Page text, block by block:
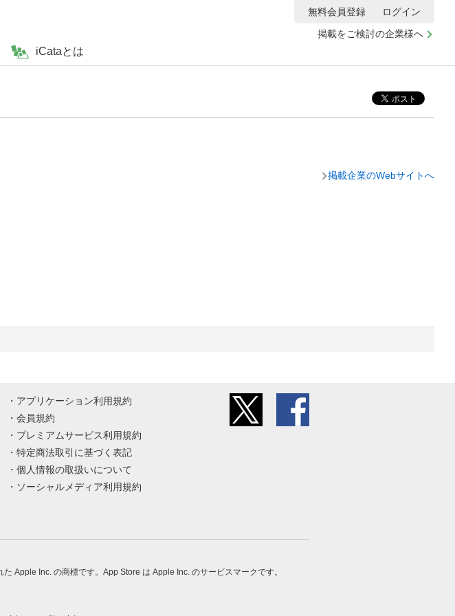
iCataとは
掲載をご検討の企業様へ
無料会員登録 ログイン
掲載企業のWebサイトへ
アプリケーション利用規約
会員規約
プレミアムサービス利用規約
特定商法取引に基づく表記
個人情報の取扱いについて
ソーシャルメディア利用規約
Apple Inc. の商標です。App Store は Apple Inc. のサービスマークです。